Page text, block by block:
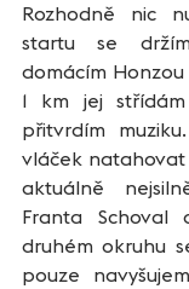
Rozhodně nic
startu se
domácím
1 km jej
přitvrdím
vláček natahovat
aktuálně
Franta
druhém okruhu
pouze